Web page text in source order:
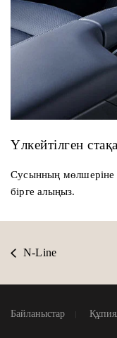
Үлкейтілген
Сусынның мөлшеріне
бірге алыңыз.
N-Line
Байланыстар